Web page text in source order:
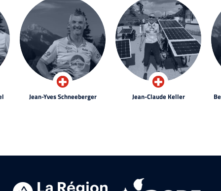
Jean-Yves Schneeberger Jean-Claude Keller